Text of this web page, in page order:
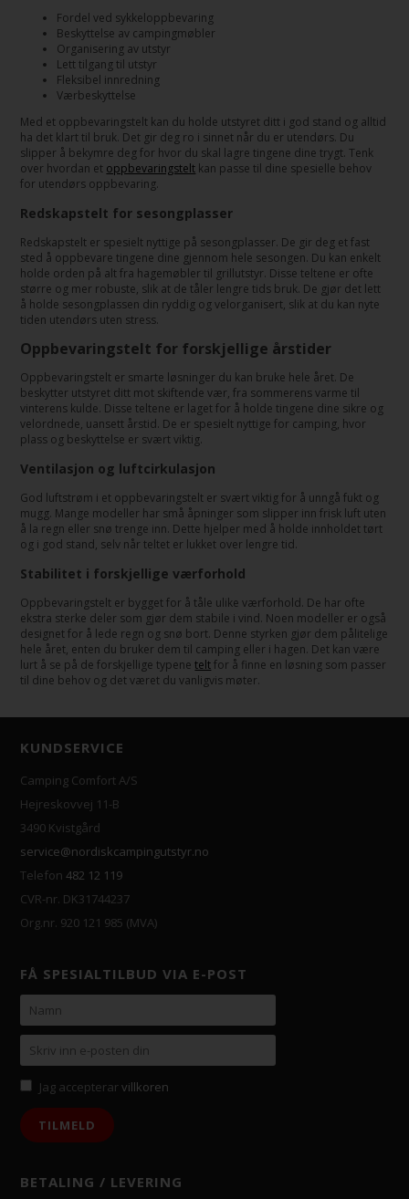
Fordel ved sykkeloppbevaring
Beskyttelse av campingmøbler
Organisering av utstyr
Lett tilgang til utstyr
Fleksibel innredning
Værbeskyttelse
Med et oppbevaringstelt kan du holde utstyret ditt i god stand og alltid
ha det klart til bruk. Det gir deg ro i sinnet når du er utendørs. Du
slipper å bekymre deg for hvor du skal lagre tingene dine trygt. Tenk
over hvordan et oppbevaringstelt kan passe til dine spesielle behov
for utendørs oppbevaring.
Redskapstelt for sesongplasser
Redskapstelt er spesielt nyttige på sesongplasser. De gir deg et fast
sted å oppbevare tingene dine gjennom hele sesongen. Du kan enkelt
holde orden på alt fra hagemøbler til grillutstyr. Disse teltene er ofte
større og mer robuste, slik at de tåler lengre tids bruk. De gjør det lett
å holde sesongplassen din ryddig og velorganisert, slik at du kan nyte
tiden utendørs uten stress.
Oppbevaringstelt for forskjellige årstider
Oppbevaringstelt er smarte løsninger du kan bruke hele året. De
beskytter utstyret ditt mot skiftende vær, fra sommerens varme til
vinterens kulde. Disse teltene er laget for å holde tingene dine sikre og
velordnede, uansett årstid. De er spesielt nyttige for camping, hvor
plass og beskyttelse er svært viktig.
Ventilasjon og luftcirkulasjon
God luftstrøm i et oppbevaringstelt er svært viktig for å unngå fukt og
mugg. Mange modeller har små åpninger som slipper inn frisk luft uten
å la regn eller snø trenge inn. Dette hjelper med å holde innholdet tørt
og i god stand, selv når teltet er lukket over lengre tid.
Stabilitet i forskjellige værforhold
Oppbevaringstelt er bygget for å tåle ulike værforhold. De har ofte
ekstra sterke deler som gjør dem stabile i vind. Noen modeller er også
designet for å lede regn og snø bort. Denne styrken gjør dem pålitelige
hele året, enten du bruker dem til camping eller i hagen. Det kan være
lurt å se på de forskjellige typeneteltfor å finne en løsning som passer
til dine behov og det været du vanligvis møter.
KUNDSERVICE
Camping Comfort A/S
Hejreskovvej 11-B
3490 Kvistgård
service@nordiskcampingutstyr.no
Telefon482 12 119
CVR-nr. DK31744237
Org.nr. 920 121 985 (MVA)
FÅ SPESIALTILBUD VIA E-POST
Jag accepterarvillkoren
BETALING / LEVERING